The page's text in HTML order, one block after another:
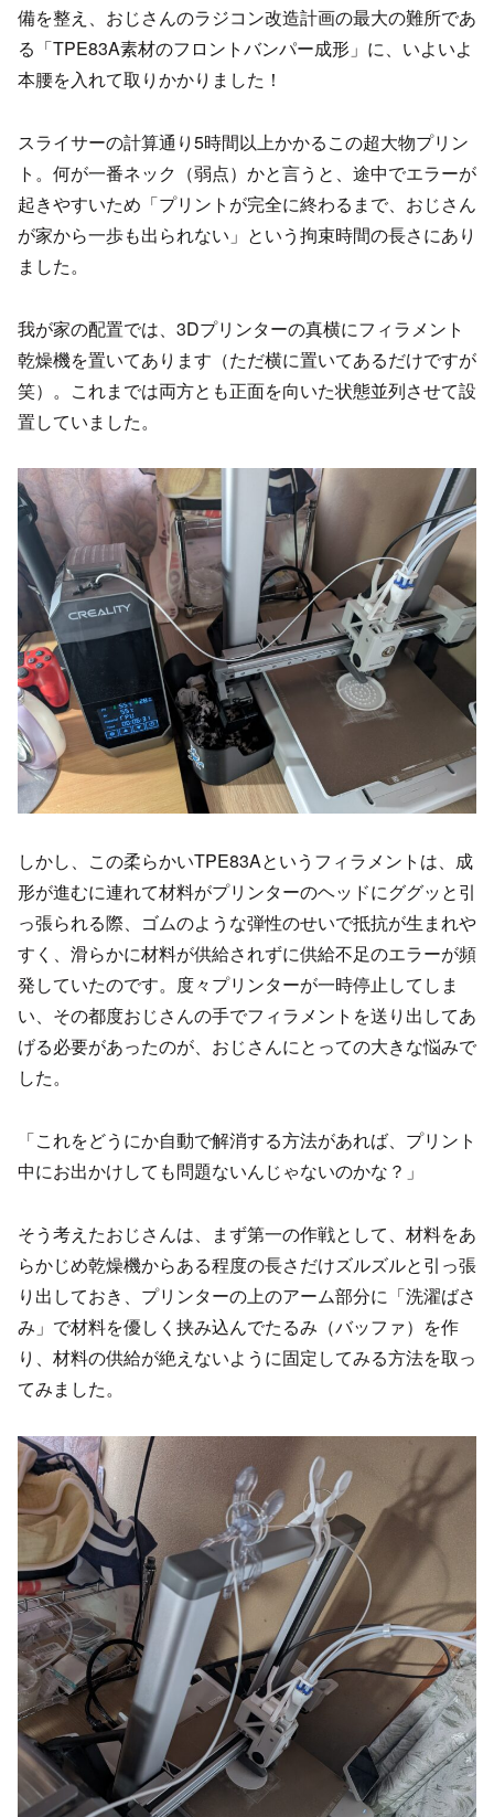
備を整え、おじさんのラジコン改造計画の最大の難所であ
る「TPE83A素材のフロントバンパー成形」に、いよいよ
本腰を入れて取りかかりました！
スライサーの計算通り5時間以上かかるこの超大物プリン
ト。何が一番ネック（弱点）かと言うと、途中でエラーが
起きやすいため「プリントが完全に終わるまで、おじさん
が家から一歩も出られない」という拘束時間の長さにあり
ました。
我が家の配置では、3Dプリンターの真横にフィラメント
乾燥機を置いてあります（ただ横に置いてあるだけですが
笑）。これまでは両方とも正面を向いた状態並列させて設
置していました。
しかし、この柔らかいTPE83Aというフィラメントは、成
形が進むに連れて材料がプリンターのヘッドにググッと引
っ張られる際、ゴムのような弾性のせいで抵抗が生まれや
すく、滑らかに材料が供給されずに供給不足のエラーが頻
発していたのです。度々プリンターが一時停止してしま
い、その都度おじさんの手でフィラメントを送り出してあ
げる必要があったのが、おじさんにとっての大きな悩みで
した。
「これをどうにか自動で解消する方法があれば、プリント
中にお出かけしても問題ないんじゃないのかな？」
そう考えたおじさんは、まず第一の作戦として、材料をあ
らかじめ乾燥機からある程度の長さだけズルズルと引っ張
り出しておき、プリンターの上のアーム部分に「洗濯ばさ
み」で材料を優しく挟み込んでたるみ（バッファ）を作
り、材料の供給が絶えないように固定してみる方法を取っ
てみました。